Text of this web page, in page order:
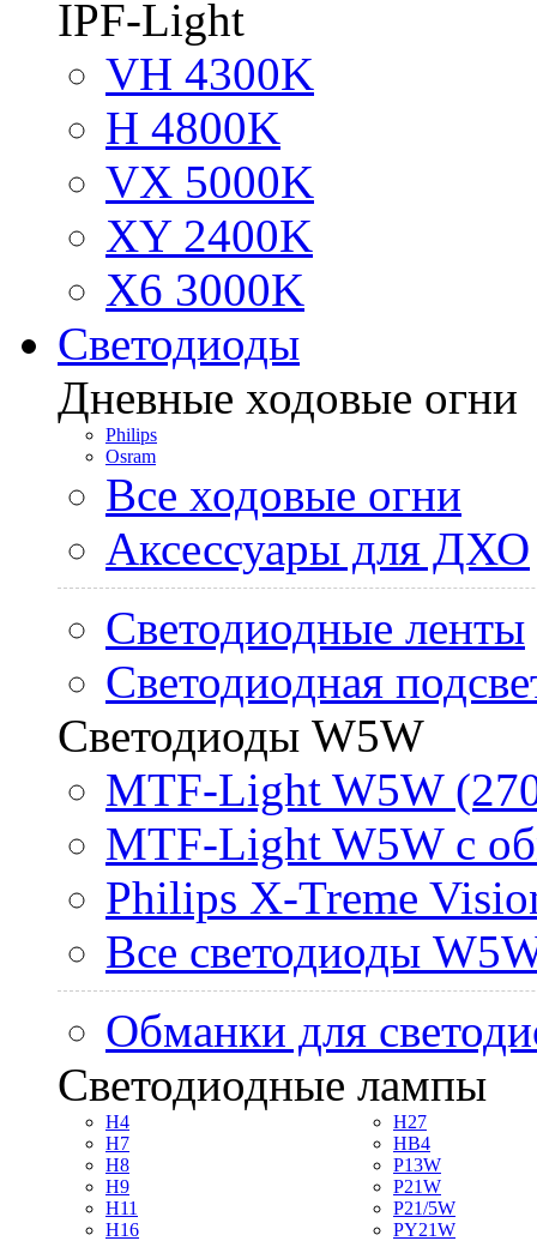
IPF-Light
VH 4300K
H 4800K
VX 5000K
XY 2400K
X6 3000K
Светодиоды
Дневные ходовые огни
Philips
Osram
Все ходовые огни
Аксессуары для ДХО
Светодиодные ленты
Светодиодная
Светодиоды W5W
MTF-Light W5W
MTF-Light W5W с
Philips X-Treme
Все светодиоды
Обманки для
Светодиодные лампы
H4
H7
H8
H9
H11
H16
H27
HB4
P13W
P21W
P21/5W
PY21W